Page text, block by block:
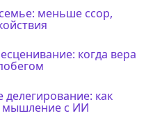
меньше ссор,
когда вера
делегирование: как
мышление с ИИ